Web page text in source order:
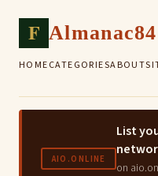
F Almanac84
HOMECATEGORIESABOUT
AIO.ONLINE
List
on